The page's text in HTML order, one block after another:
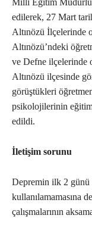
Milli Eğitim
edilerek, 27 Mart
Altınözü İlçelerinde
Altınözü’ndeki
ve Defne ilçelerinde
Altınözü ilçesinde
görüştükleri
psikolojilerinin eğitim
edildi.
İletişim sorunu
Depremin ilk 2 günü
kullanılamamasına
çalışmalarının